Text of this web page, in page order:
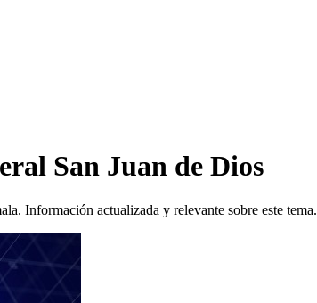
San Juan de Dios
Información actualizada y relevante sobre este tema.